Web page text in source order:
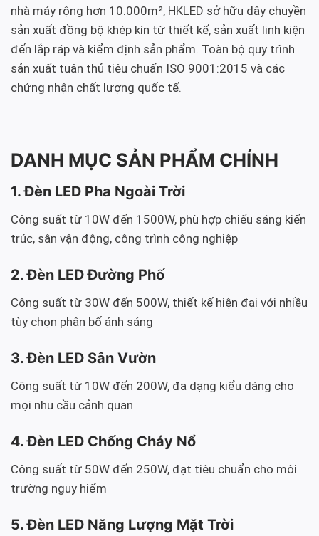
nhà máy rộng hơn 10.000m², HKLED sở hữu dây chuyền
sản xuất đồng bộ khép kín từ thiết kế, sản xuất linh kiện
đến lắp ráp và kiểm định sản phẩm. Toàn bộ quy trình
sản xuất tuân thủ tiêu chuẩn ISO 9001:2015 và các
chứng nhận chất lượng quốc tế.
DANH MỤC SẢN PHẨM CHÍNH
1. Đèn LED Pha Ngoài Trời
Công suất từ 10W đến 1500W, phù hợp chiếu sáng kiến
trúc, sân vận động, công trình công nghiệp
2. Đèn LED Đường Phố
Công suất từ 30W đến 500W, thiết kế hiện đại với nhiều
tùy chọn phân bố ánh sáng
3. Đèn LED Sân Vườn
Công suất từ 10W đến 200W, đa dạng kiểu dáng cho
mọi nhu cầu cảnh quan
4. Đèn LED Chống Cháy Nổ
Công suất từ 50W đến 250W, đạt tiêu chuẩn cho môi
trường nguy hiểm
5. Đèn LED Năng Lượng Mặt Trời